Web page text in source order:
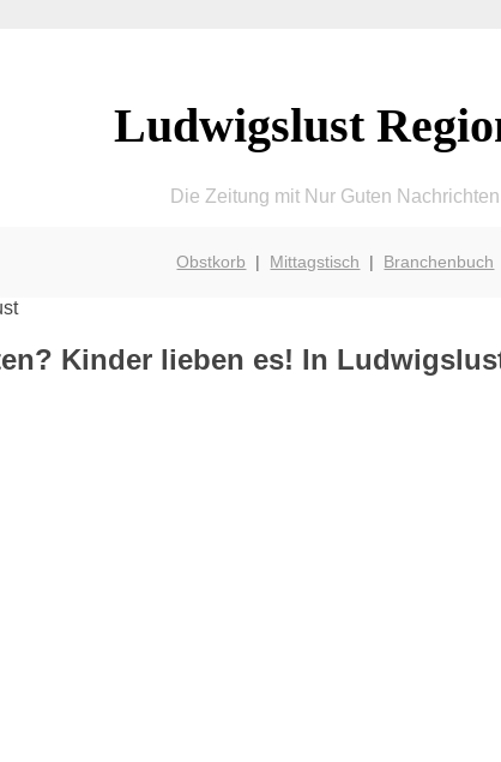
Ludwigslust
Die Zeitung mit Nur Guten Nachrichten
Obstkorb | Mittagstisch | Branchenbuch
Kinder lieben es! In